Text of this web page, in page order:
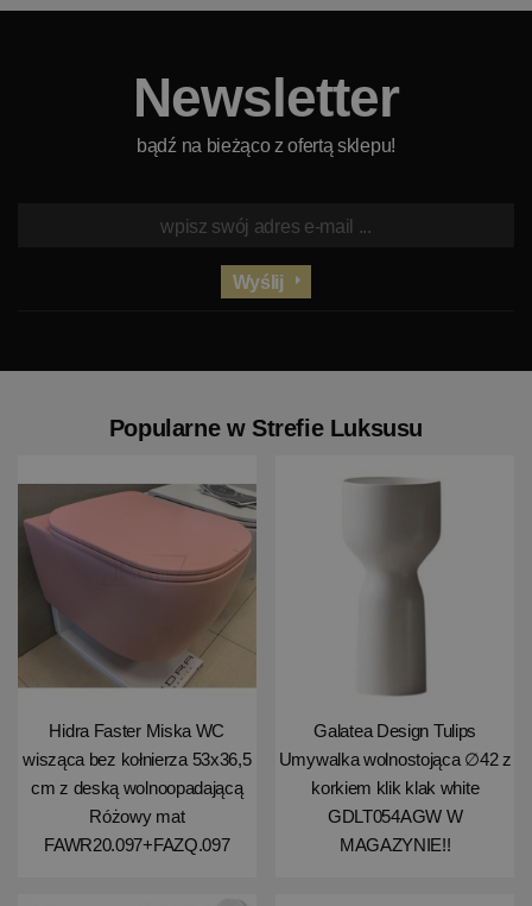
Newsletter
bądź na bieżąco z ofertą sklepu!
Wyślij
Popularne w Strefie Luksusu
Hidra Faster Miska WC
wisząca bez kołnierza 53x36,5
cm z deską wolnoopadającą
Różowy mat
FAWR20.097+FAZQ.097
Galatea Design Tulips
Umywalka wolnostojąca ∅42 z
korkiem klik klak white
GDLT054AGW W
MAGAZYNIE!!